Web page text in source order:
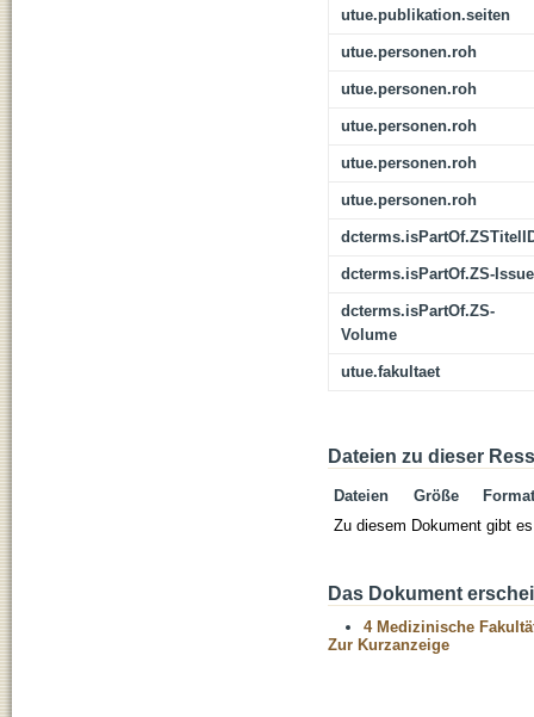
utue.publikation.seiten
utue.personen.roh
utue.personen.roh
utue.personen.roh
utue.personen.roh
utue.personen.roh
dcterms.isPartOf.ZS-Issue
dcterms.isPartOf.ZS-
Volume
utue.fakultaet
Dateien zu dieser
Dateien Größe
Format
Zu diesem Dokument gibt
Das Dokument
4 Medizinische
Zur Kurzanzeige